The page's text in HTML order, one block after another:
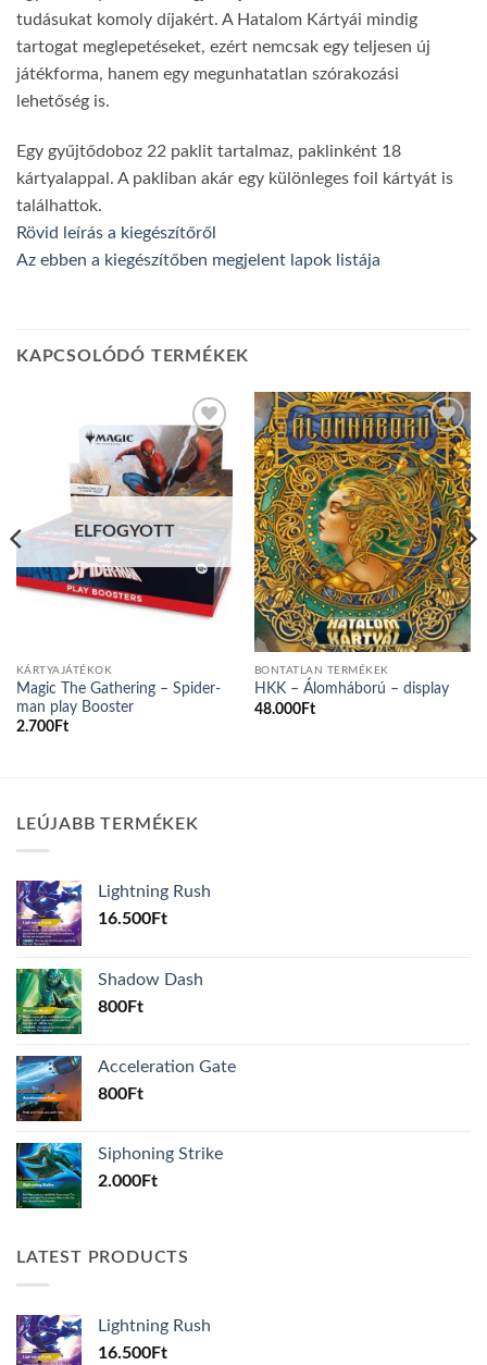
tudásukat komoly díjakért. A Hatalom Kártyái mindig
tartogat meglepetéseket, ezért nemcsak egy teljesen új
játékforma, hanem egy megunhatatlan szórakozási
lehetőség is.
Egy gyűjtődoboz 22 paklit tartalmaz, paklinként 18
kártyalappal. A pakliban akár egy különleges foil kártyát is
találhattok.
Rövid leírás a kiegészítőről
Az ebben a kiegészítőben megjelent lapok listája
KAPCSOLÓDÓ TERMÉKEK
Add to
wishlist
ELFOGYOTT
KÁRTYAJÁTÉKOK
Magic The Gathering – Spider-
man play Booster
2.700Ft
Add to
wishlist
BONTATLAN TERMÉKEK
HKK – Álomháború – display
48.000Ft
LEÚJABB TERMÉKEK
Lightning Rush
16.500Ft
Shadow Dash
800Ft
Acceleration Gate
800Ft
Siphoning Strike
2.000Ft
LATEST PRODUCTS
Lightning Rush
16.500Ft